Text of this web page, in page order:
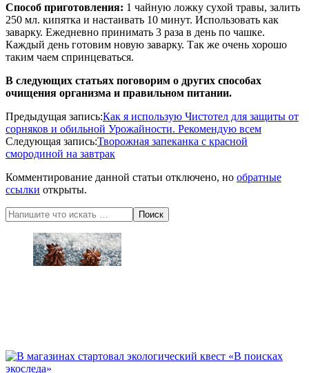
Способ приготовления: 1 чайную ложку сухой травы, залить
250 мл. кипятка и настаивать 10 минут. Использовать как
заварку. Ежедневно принимать 3 раза в день по чашке.
Каждый день готовим новую заварку. Так же очень хорошо
таким чаем спринцеваться.
В следующих статьях поговорим о других способах
очищения организма и правильном питании.
2020-
06-
13
Предыдущая запись:Как я использую Чистотел для защиты от
сорняков и обильной Урожайности. Рекомендую всем
Следующая запись:Творожная запеканка с красной
смородиной на завтрак
Комментирование данной статьи отключено, но обратные
ссылки открыты.
Поиск